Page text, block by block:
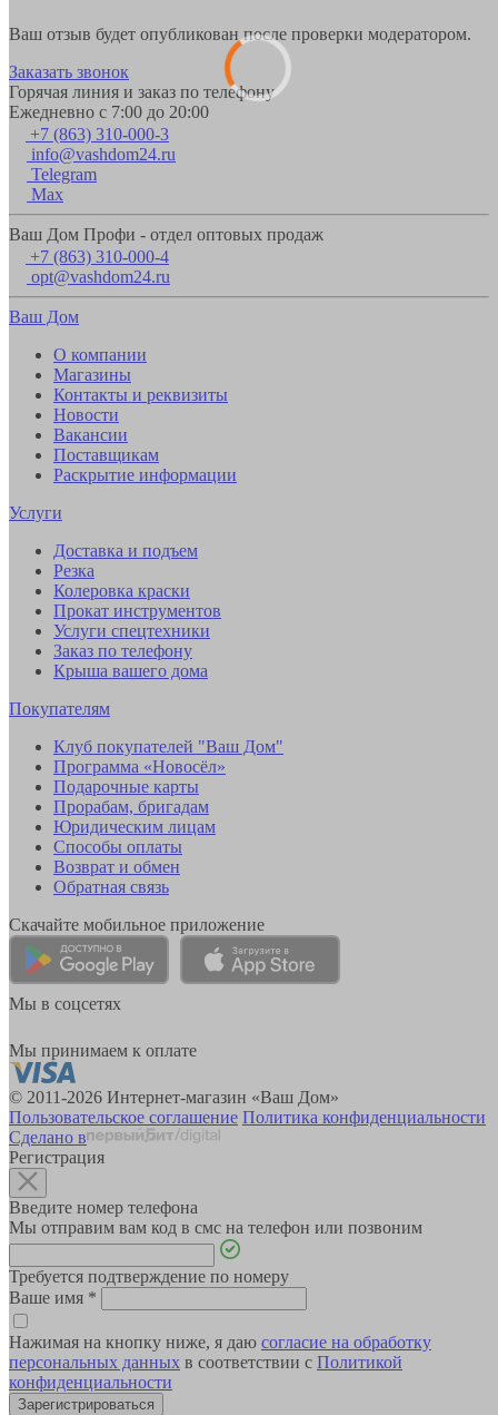
Ваш отзыв будет опубликован после проверки модератором.
Заказать звонок
Горячая линия и заказ по телефону
Ежедневно с 7:00 до 20:00
+7 (863) 310-000-3
info@vashdom24.ru
Telegram
Max
Ваш Дом Профи - отдел оптовых продаж
+7 (863) 310-000-4
opt@vashdom24.ru
Ваш Дом
О компании
Магазины
Контакты и реквизиты
Новости
Вакансии
Поставщикам
Раскрытие информации
Услуги
Доставка и подъем
Резка
Колеровка краски
Прокат инструментов
Услуги спецтехники
Заказ по телефону
Крыша вашего дома
Покупателям
Клуб покупателей "Ваш Дом"
Программа «Новосёл»
Подарочные карты
Прорабам, бригадам
Юридическим лицам
Способы оплаты
Возврат и обмен
Обратная связь
Скачайте мобильное приложение
Мы в соцсетях
Мы принимаем к оплате
© 2011-2026 Интернет-магазин «Ваш Дом»
Пользовательское соглашение Политика конфиденциальности
Сделано в
Регистрация
Введите номер телефона
Мы отправим вам код в смс на телефон или позвоним
Требуется подтверждение по номеру
Ваше имя *
Нажимая на кнопку ниже, я даю согласие на обработку
персональных данных в соответствии с Политикой
конфиденциальности
Зарегистрироваться